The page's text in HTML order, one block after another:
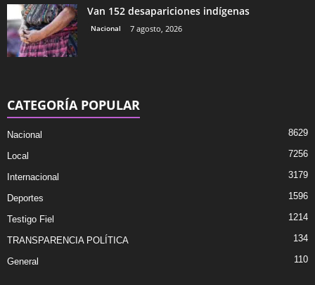
Van 152 desapariciones indígenas
Nacional 7 agosto, 2026
CATEGORÍA POPULAR
Nacional 8629
Local 7256
Internacional 3179
Deportes 1596
Testigo Fiel 1214
TRANSPARENCIA POLÍTICA 134
General 110